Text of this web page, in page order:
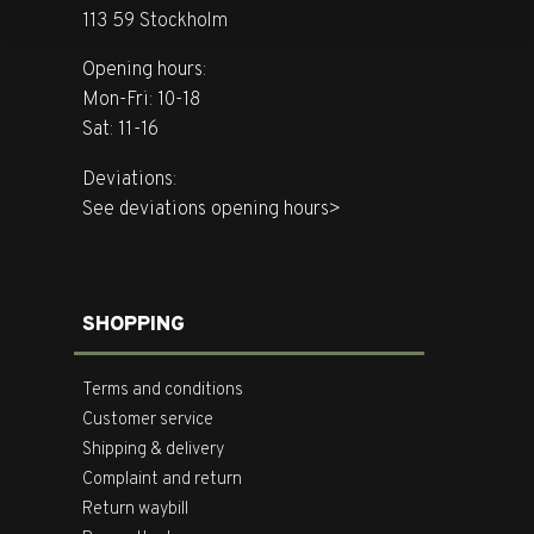
113 59 Stockholm
Opening hours:
Mon-Fri: 10-18
Sat: 11-16
Deviations:
See deviations opening hours>
SHOPPING
Terms and conditions
Customer service
Shipping & delivery
Complaint and return
Return waybill